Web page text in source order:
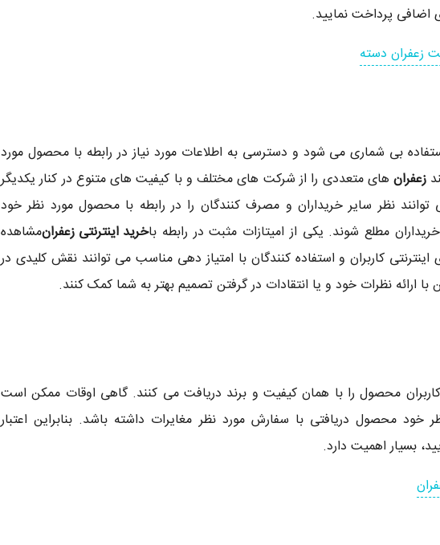
اضافی پرداخت نمایید.
زعفران دسته
بی شماری می شود و دسترسی به اطلاعات مورد نیاز در رابطه با محصول مورد
زعفرانهای متعددی را از شرکت های مختلف و با کیفیت های متنوع در کنار یکدیگر
توانند نظر سایر خریداران و مصرف کنندگان را در رابطه با محصول مورد نظر خود
مطلع شوند. یکی از امیتازات مثبت در رابطه باخرید اینترنتی زعفرانمشاهده
کاربران و استفاده کنندگان با امتیاز دهی مناسب می توانند نقش کلیدی در
با ارائه نظرات خود و یا انتقادات در گرفتن تصمیم بهتر به شما کمک کنند.
محصول را با همان کیفیت و برند دریافت می کنند. گاهی اوقات ممکن است
خود محصول دریافتی با سفارش مورد نظر مغایرات داشته باشد. بنابراین اعتبار
بسیار اهمیت دارد.